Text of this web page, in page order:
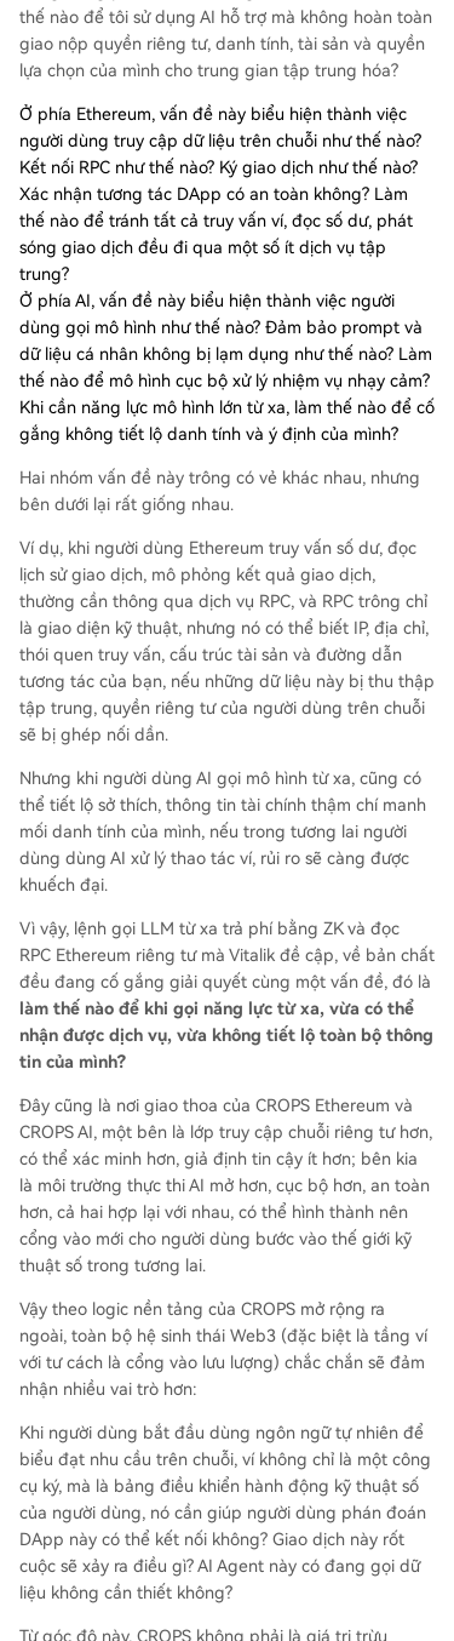
thế nào để tôi sử dụng AI hỗ trợ mà không hoàn toàn
giao nộp quyền riêng tư, danh tính, tài sản và quyền
lựa chọn của mình cho trung gian tập trung hóa?
Ở phía Ethereum, vấn đề này biểu hiện thành việc
người dùng truy cập dữ liệu trên chuỗi như thế nào?
Kết nối RPC như thế nào? Ký giao dịch như thế nào?
Xác nhận tương tác DApp có an toàn không? Làm
thế nào để tránh tất cả truy vấn ví, đọc số dư, phát
sóng giao dịch đều đi qua một số ít dịch vụ tập
trung?
Ở phía AI, vấn đề này biểu hiện thành việc người
dùng gọi mô hình như thế nào? Đảm bảo prompt và
dữ liệu cá nhân không bị lạm dụng như thế nào? Làm
thế nào để mô hình cục bộ xử lý nhiệm vụ nhạy cảm?
Khi cần năng lực mô hình lớn từ xa, làm thế nào để cố
gắng không tiết lộ danh tính và ý định của mình?
Hai nhóm vấn đề này trông có vẻ khác nhau, nhưng
bên dưới lại rất giống nhau.
Ví dụ, khi người dùng Ethereum truy vấn số dư, đọc
lịch sử giao dịch, mô phỏng kết quả giao dịch,
thường cần thông qua dịch vụ RPC, và RPC trông chỉ
là giao diện kỹ thuật, nhưng nó có thể biết IP, địa chỉ,
thói quen truy vấn, cấu trúc tài sản và đường dẫn
tương tác của bạn, nếu những dữ liệu này bị thu thập
tập trung, quyền riêng tư của người dùng trên chuỗi
sẽ bị ghép nối dần.
Nhưng khi người dùng AI gọi mô hình từ xa, cũng có
thể tiết lộ sở thích, thông tin tài chính thậm chí manh
mối danh tính của mình, nếu trong tương lai người
dùng dùng AI xử lý thao tác ví, rủi ro sẽ càng được
khuếch đại.
Vì vậy, lệnh gọi LLM từ xa trả phí bằng ZK và đọc
RPC Ethereum riêng tư mà Vitalik đề cập, về bản chất
đều đang cố gắng giải quyết cùng một vấn đề, đó là
làm thế nào để khi gọi năng lực từ xa, vừa có thể
nhận được dịch vụ, vừa không tiết lộ toàn bộ thông
tin của mình?
Đây cũng là nơi giao thoa của CROPS Ethereum và
CROPS AI, một bên là lớp truy cập chuỗi riêng tư hơn,
có thể xác minh hơn, giả định tin cậy ít hơn; bên kia
là môi trường thực thi AI mở hơn, cục bộ hơn, an toàn
hơn, cả hai hợp lại với nhau, có thể hình thành nên
cổng vào mới cho người dùng bước vào thế giới kỹ
thuật số trong tương lai.
Vậy theo logic nền tảng của CROPS mở rộng ra
ngoài, toàn bộ hệ sinh thái Web3 (đặc biệt là tầng ví
với tư cách là cổng vào lưu lượng) chắc chắn sẽ đảm
nhận nhiều vai trò hơn:
Khi người dùng bắt đầu dùng ngôn ngữ tự nhiên để
biểu đạt nhu cầu trên chuỗi, ví không chỉ là một công
cụ ký, mà là bảng điều khiển hành động kỹ thuật số
của người dùng, nó cần giúp người dùng phán đoán
DApp này có thể kết nối không? Giao dịch này rốt
cuộc sẽ xảy ra điều gì? AI Agent này có đang gọi dữ
liệu không cần thiết không?
Từ góc độ này, CROPS không phải là giá trị trừu